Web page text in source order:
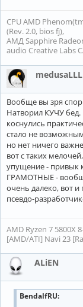
CPU AMD
(Rev. 2.0, bios fj),
АМД Sapphire
audio Creative Labs
Вообще вы зря
Натворил КУЧУ
коснулись
стало не
но нет ничего
вот с таких
упущение - привык
ГРАМОТНЫЕ -
очень далеко, вот
псевдо-
AMD Ryzen 7 5800X
[AMD/ATI] Navi 23
ALiEN
BendalfRU: